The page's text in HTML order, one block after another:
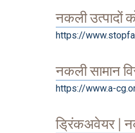
नकली उत्पादों
https://
नकली सामान
https://www.a-
ड्रिंकअवेयर |